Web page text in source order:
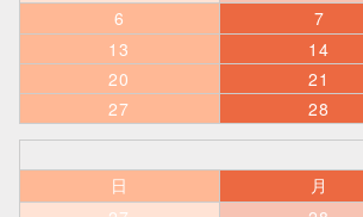
6
7
13
14
20
21
27
28
日
月